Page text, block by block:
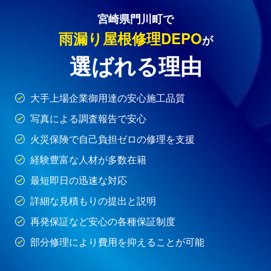
宮崎県門川町で
雨漏り屋根修理DEPOが
選ばれる理由
大手上場企業御用達の安心施工品質
写真による調査報告で安心
火災保険で自己負担ゼロの修理を支援
経験豊富な人材が多数在籍
最短即日の迅速な対応
詳細な見積もりの提出と説明
再発保証など安心の各種保証制度
部分修理により費用を抑えることが可能